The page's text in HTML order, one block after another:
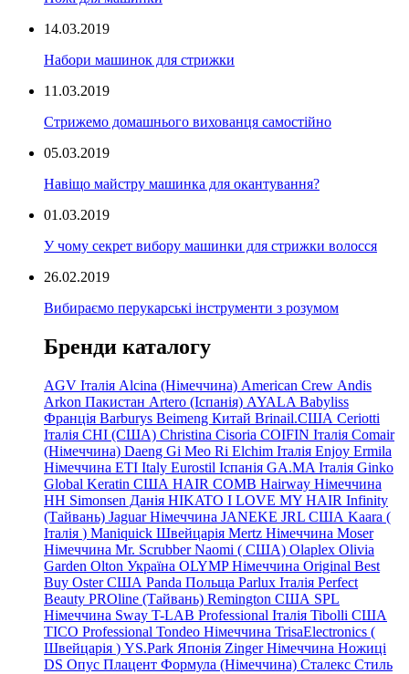
14.03.2019
Набори машинок для стрижки
11.03.2019
Стрижемо домашнього вихованця самостійно
05.03.2019
Навіщо майстру машинка для окантування?
01.03.2019
У чому секрет вибору машинки для стрижки волосся
26.02.2019
Вибираємо перукарські інструменти з розумом
Бренди каталогу
AGV Італія Alcina (Німеччина) American Crew Andis
Arkon Пакистан Artero (Іспанія) AYALA Babyliss
Франція Barburys Beimeng Китай Brinail.США Ceriotti
Італія CHI (США) Christina Cisoria COIFIN Італія Comair
(Німеччина) Daeng Gi Meo Ri Elchim Італія Enjoy Ermila
Німеччина ETI Italy Eurostil Іспанія GA.MA Італія Ginko
Global Keratin США HAIR COMB Hairway Німеччина
HH Simonsen Данія HIKATO I LOVE MY HAIR Infinity
(Тайвань) Jaguar Німеччина JANEKE JRL США Kaara (
Італія ) Maniquick Швейцарія Mertz Німеччина Moser
Німеччина Mr. Scrubber Naomi ( США) Olaplex Olivia
Garden Olton Україна OLYMP Німеччина Original Best
Buy Oster США Panda Польща Parlux Італія Perfect
Beauty PROline (Тайвань) Remington США SPL
Німеччина Sway T-LAB Professional Італія Tibolli США
TICO Professional Tondeo Німеччина TrisaElectronics (
Швейцарія ) YS.Park Японія Zinger Німеччина Ножиці
DS Опус Плацент Формула (Німеччина) Сталекс Стиль